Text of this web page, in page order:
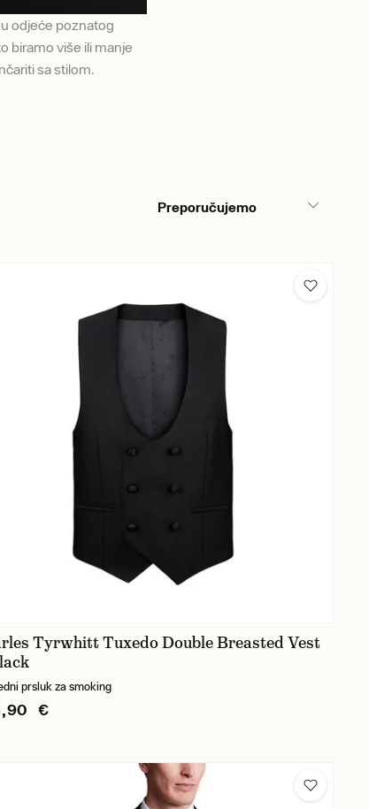
odjeće poznatog
biramo više ili manje
sa stilom.
Preporučujemo
Tyrwhitt Tuxedo Double Breasted Vest
prsluk za smoking
€